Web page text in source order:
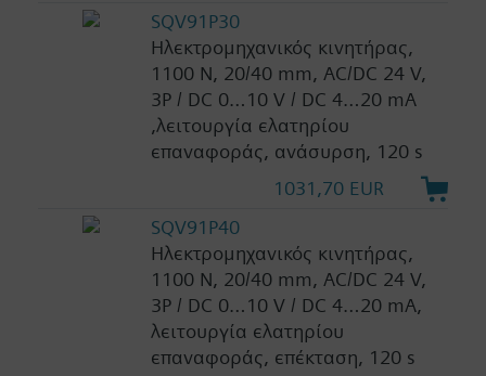
SQV91P30
Ηλεκτρομηχανικός κινητήρας,
1100 N, 20/40 mm, AC/DC 24 V,
3P / DC 0…10 V / DC 4…20 mA
,λειτουργία ελατηρίου
επαναφοράς, ανάσυρση, 120 s
1031,70 EUR
SQV91P40
Ηλεκτρομηχανικός κινητήρας,
1100 N, 20/40 mm, AC/DC 24 V,
3P / DC 0…10 V / DC 4…20 mA,
λειτουργία ελατηρίου
επαναφοράς, επέκταση, 120 s